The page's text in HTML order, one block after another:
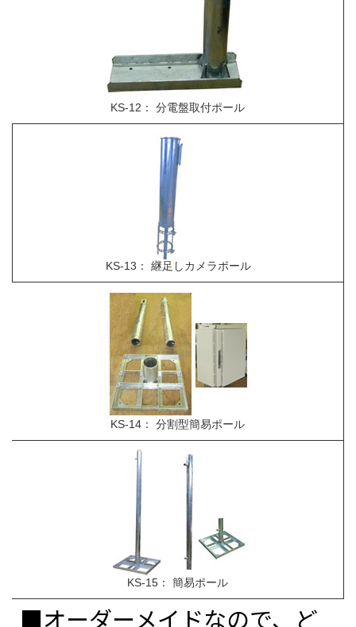
KS-12： 分電盤取付ポール
KS-13： 継足しカメラポール
KS-14： 分割型簡易ポール
KS-15： 簡易ポール
■オーダーメイドなので、ど